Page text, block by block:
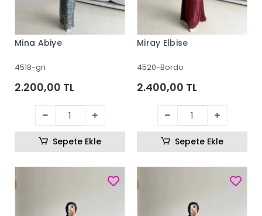
Mina Abiye
4518-gri
2.200,00 TL
Sepete Ekle
Miray Elbise
4520-Bordo
2.400,00 TL
Sepete Ekle